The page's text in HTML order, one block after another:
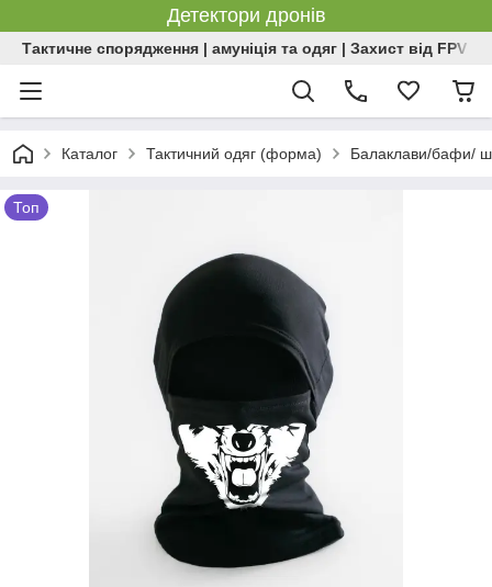
Детектори дронів
Тактичне спорядження | амуніція та одяг | Захист від FPV |
Каталог Тактичний одяг (форма) Балаклави/бафи/
Топ